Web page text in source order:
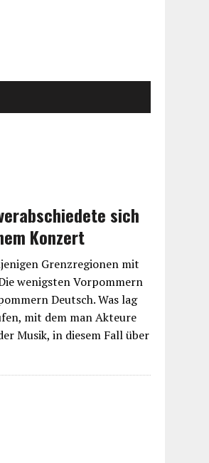
sich
Konzert
Grenzregionen mit
wenigsten Vorpommern
Deutsch. Was lag
mit dem man Akteure
Musik, in diesem Fall über